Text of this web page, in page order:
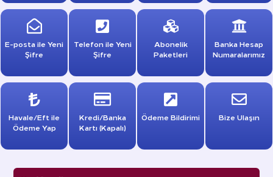
E-posta ile Yeni
Şifre
Telefon ile Yeni
Şifre
Abonelik
Paketleri
Banka Hesap
Numaralarımız
Havale/Eft ile
Ödeme Yap
Kredi/Banka
Kartı (Kapalı)
Ödeme Bildirimi Bize Ulaşın